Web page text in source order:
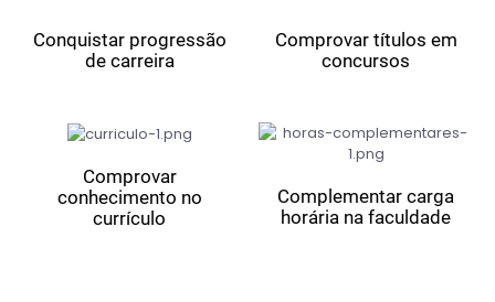
Conquistar progressão
de carreira
Comprovar títulos em
concursos
Comprovar
conhecimento no
currículo
Complementar carga
horária na faculdade